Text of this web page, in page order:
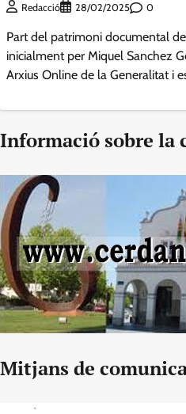
Redacció 28/02/2025 0
Part del patrimoni documental
inicialment per Miquel Sanchez
Arxius Online de la Generalitat i
Informació sobre la
Mitjans de